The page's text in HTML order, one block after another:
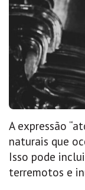
A expressão
naturais que
Isso pode
terremotos e